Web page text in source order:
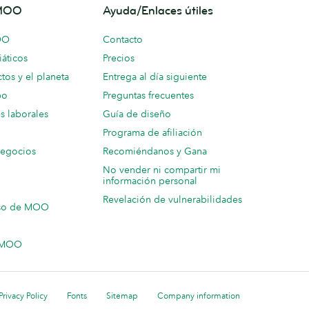
y el planeta
laborales
de MOO
Ayuda/Enlaces útiles
Contacto
Precios
Entrega al día siguiente
Preguntas frecuentes
Guía de diseño
Programa de afiliación
Recomiéndanos y Gana
No vender ni compartir mi
información personal
Revelación de vulnerabilidades
Privacy Policy Fonts Sitemap Company information